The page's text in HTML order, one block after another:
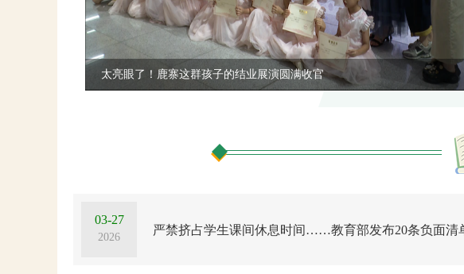
太亮眼了！鹿寨这群孩子的结业展演圆满收官
03-27
2026
严禁挤占学生课间休息时间……教育部发布20条负面清